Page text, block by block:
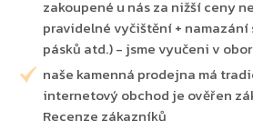
zakoupené u nás za nižší ceny
pravidelné vyčištění +
pásků atd.) - jsme vyučeni v
naše kamenná prodejna má
internetový obchod je ověřen
Recenze zákazníků